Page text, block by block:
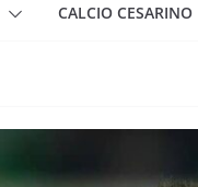
CALCIO CESARINO